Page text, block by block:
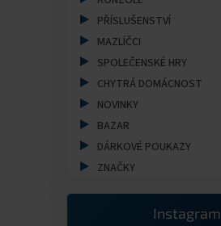
PŘÍSLUŠENSTVÍ
MAZLÍČCI
SPOLEČENSKÉ HRY
CHYTRÁ DOMÁCNOST
NOVINKY
BAZAR
DÁRKOVÉ POUKAZY
ZNAČKY
Instagram